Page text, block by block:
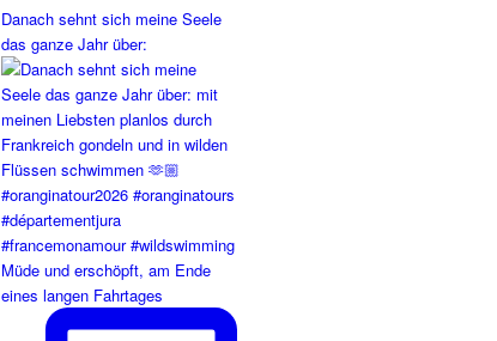
Danach sehnt sich meine Seele
das ganze Jahr über:
Müde und erschöpft, am Ende
eines langen Fahrtages